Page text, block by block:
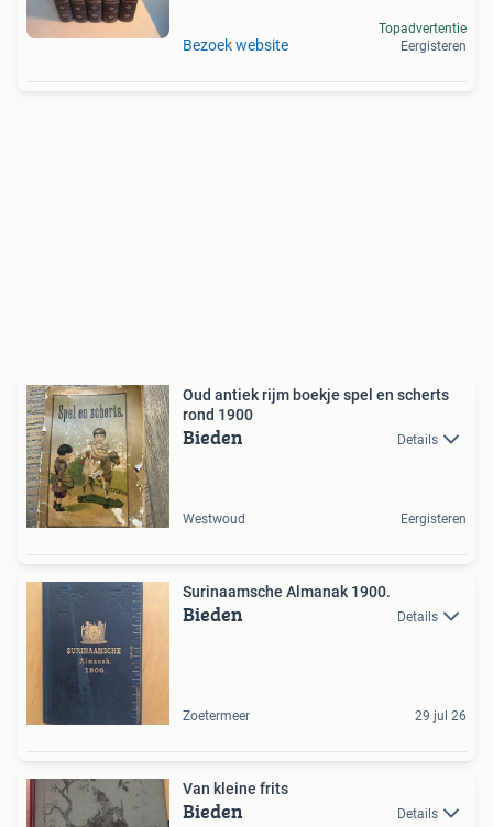
Bezoek website
Topadvertentie
Eergisteren
Oud antiek rijm boekje spel en scherts
rond 1900
Bieden Details
Westwoud Eergisteren
Surinaamsche Almanak 1900.
Bieden Details
Zoetermeer 29 jul 26
Van kleine frits
Bieden Details